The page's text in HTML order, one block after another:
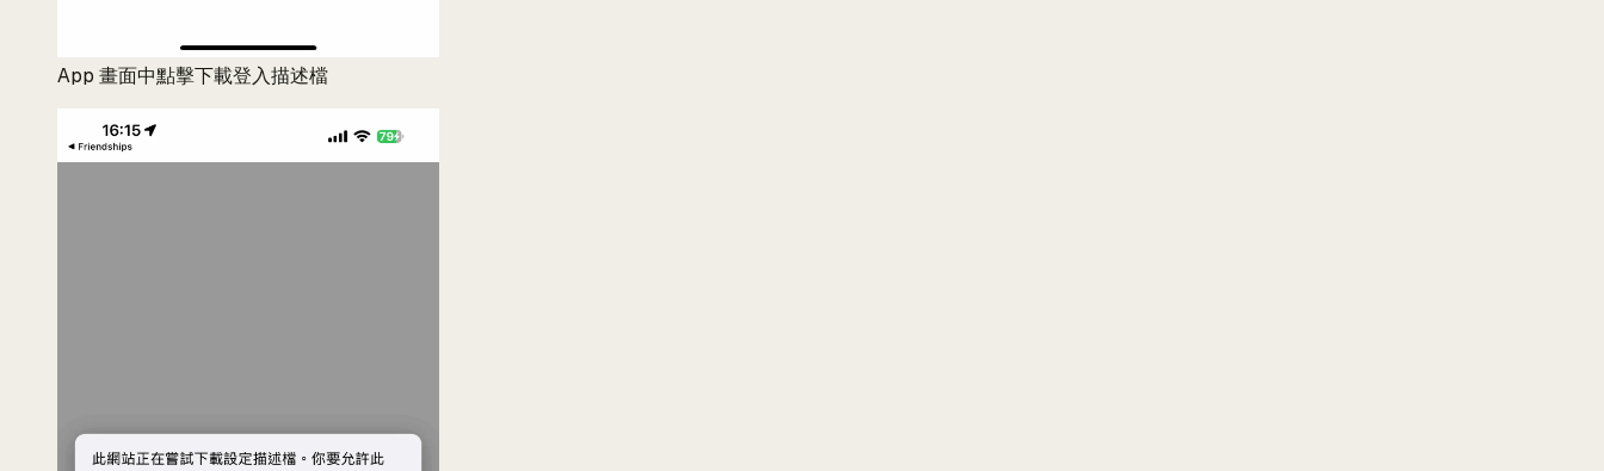
App 畫面中點擊下載登入描述檔